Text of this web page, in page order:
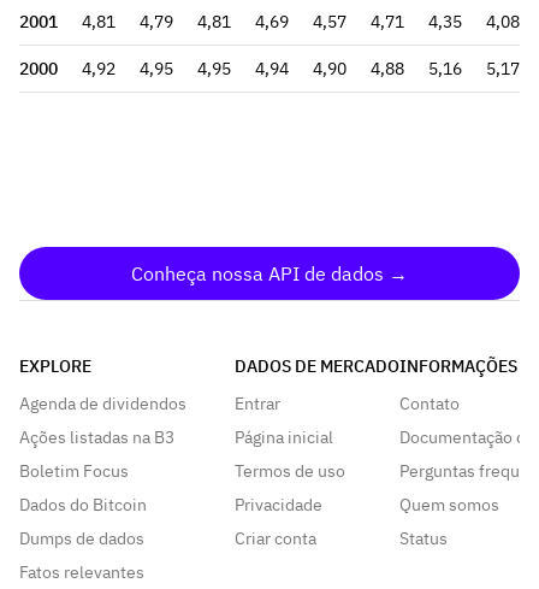
2001 4,81 4,79 4,81 4,69 4,57 4,71 4,35 4,08
2000 4,92 4,95 4,95 4,94 4,90 4,88 5,16 5,17
Conheça nossa API de dados →
EXPLORE
Agenda de dividendos
Ações listadas na B3
Boletim Focus
Dados do Bitcoin
Dumps de dados
Fatos relevantes
DADOS DE MERCADO
Entrar
Página inicial
Termos de uso
Privacidade
Criar conta
INFORMAÇÕES
Contato
Documentação da
Perguntas
Quem somos
Status